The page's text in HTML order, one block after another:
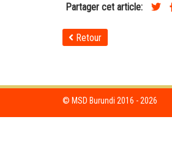
Partager cet article:
Retour
© MSD Burundi 2016 - 2026